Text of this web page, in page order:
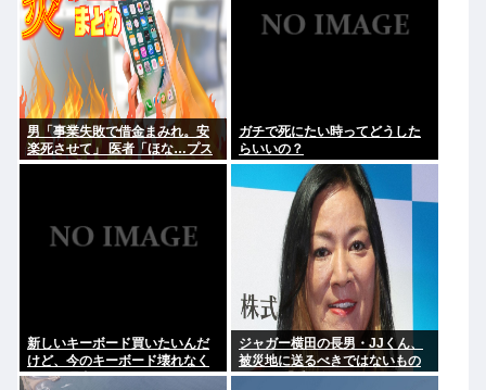
男「事業失敗で借金まみれ。安
楽死させて」 医者「ほな…プス
ッ」→ 「やっぱ死にたくないよ
ガチで死にたい時ってどうした
らいいの？
新しいキーボード買いたいんだ
けど、今のキーボード壊れなく
て買う理由が見つからない
ジャガー横田の長男・JJくん、
被災地に送るべきではないもの
とは？ 「千羽鶴… めちゃくちゃ